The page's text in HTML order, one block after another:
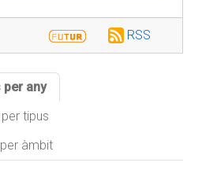
RSS
any
tipus
àmbit